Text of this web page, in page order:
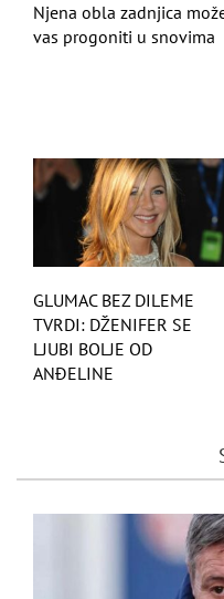
Njena obla zadnjica
vas progoniti u snovima
GLUMAC BEZ DILEME
TVRDI: DŽENIFER SE
LJUBI BOLJE OD
ANĐELINE